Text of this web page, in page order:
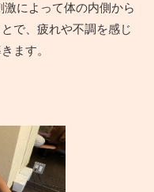
によって体の内側から
で、疲れや不調を感じ
ます。